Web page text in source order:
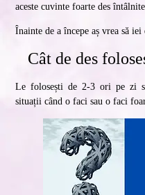
aceste cuvinte foarte des întâlnite.
Înainte de a începe aș vrea să
Cât de des
Le folosești de 2-3 ori pe zi
situații când o faci sau o faci